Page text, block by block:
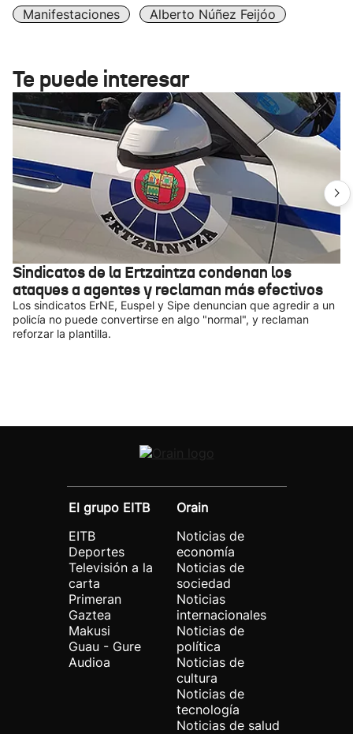
Manifestaciones Alberto Núñez Feijóo
Te puede interesar
Sindicatos de la Ertzaintza condenan los
ataques a agentes y reclaman más efectivos
Los sindicatos ErNE, Euspel y Sipe denuncian que agredir a un
policía no puede convertirse en algo "normal", y reclaman
reforzar la plantilla.
El grupo EITB
EITB
Deportes
Televisión a la
carta
Primeran
Gaztea
Makusi
Guau - Gure
Audioa
Orain
Noticias de
economía
Noticias de
sociedad
Noticias
internacionales
Noticias de
política
Noticias de
cultura
Noticias de
tecnología
Noticias de salud